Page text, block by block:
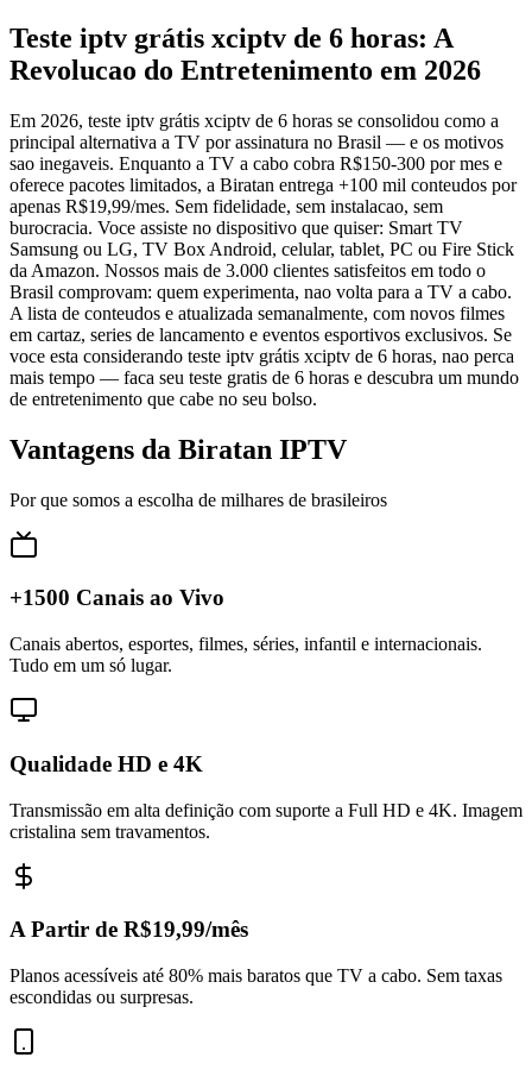
Teste iptv grátis xciptv de 6 horas: A
Revolucao do Entretenimento em 2026
Em 2026, teste iptv grátis xciptv de 6 horas se consolidou como a
principal alternativa a TV por assinatura no Brasil — e os motivos
sao inegaveis. Enquanto a TV a cabo cobra R$150-300 por mes e
oferece pacotes limitados, a Biratan entrega +100 mil conteudos por
apenas R$19,99/mes. Sem fidelidade, sem instalacao, sem
burocracia. Voce assiste no dispositivo que quiser: Smart TV
Samsung ou LG, TV Box Android, celular, tablet, PC ou Fire Stick
da Amazon. Nossos mais de 3.000 clientes satisfeitos em todo o
Brasil comprovam: quem experimenta, nao volta para a TV a cabo.
A lista de conteudos e atualizada semanalmente, com novos filmes
em cartaz, series de lancamento e eventos esportivos exclusivos. Se
voce esta considerando teste iptv grátis xciptv de 6 horas, nao perca
mais tempo — faca seu teste gratis de 6 horas e descubra um mundo
de entretenimento que cabe no seu bolso.
Vantagens da Biratan IPTV
Por que somos a escolha de milhares de brasileiros
+1500 Canais ao Vivo
Canais abertos, esportes, filmes, séries, infantil e internacionais.
Tudo em um só lugar.
Qualidade HD e 4K
Transmissão em alta definição com suporte a Full HD e 4K. Imagem
cristalina sem travamentos.
A Partir de R$19,99/mês
Planos acessíveis até 80% mais baratos que TV a cabo. Sem taxas
escondidas ou surpresas.